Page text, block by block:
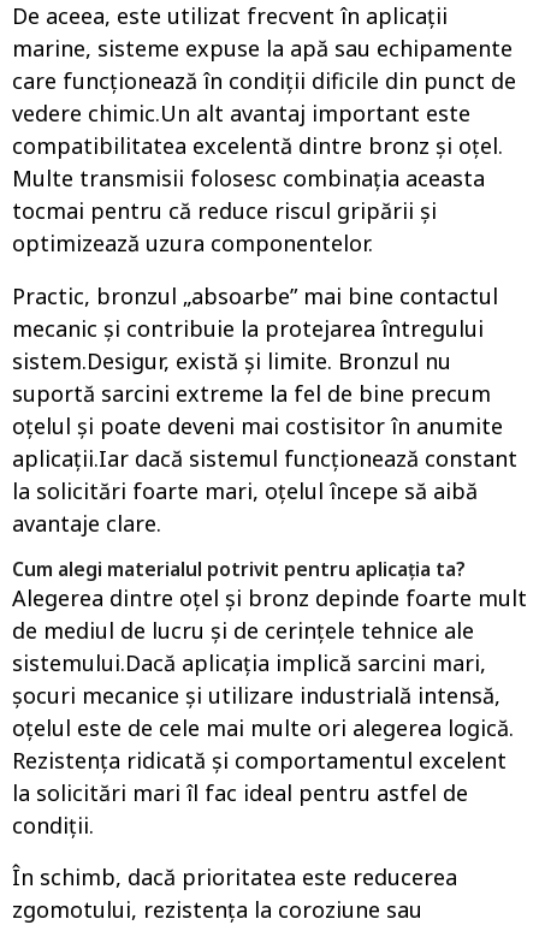
De aceea, este utilizat frecvent în aplicații
marine, sisteme expuse la apă sau echipamente
care funcționează în condiții dificile din punct de
vedere chimic.Un alt avantaj important este
compatibilitatea excelentă dintre bronz și oțel.
Multe transmisii folosesc combinația aceasta
tocmai pentru că reduce riscul gripării și
optimizează uzura componentelor.
Practic, bronzul „absoarbe” mai bine contactul
mecanic și contribuie la protejarea întregului
sistem.Desigur, există și limite. Bronzul nu
suportă sarcini extreme la fel de bine precum
oțelul și poate deveni mai costisitor în anumite
aplicații.Iar dacă sistemul funcționează constant
la solicitări foarte mari, oțelul începe să aibă
avantaje clare.
Cum alegi materialul potrivit pentru aplicația ta?
Alegerea dintre oțel și bronz depinde foarte mult
de mediul de lucru și de cerințele tehnice ale
sistemului.Dacă aplicația implică sarcini mari,
șocuri mecanice și utilizare industrială intensă,
oțelul este de cele mai multe ori alegerea logică.
Rezistența ridicată și comportamentul excelent
la solicitări mari îl fac ideal pentru astfel de
condiții.
În schimb, dacă prioritatea este reducerea
zgomotului, rezistența la coroziune sau